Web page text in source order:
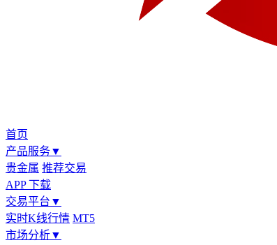
首页
产品服务▼
贵金属 推荐交易
APP 下载
交易平台 ▼
实时K线行情 MT5
市场分析▼